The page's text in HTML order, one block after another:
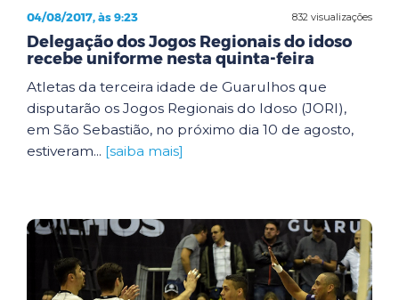
832 visualizações
04/08/2017, às 9:23
Delegação dos Jogos Regionais do idoso
recebe uniforme nesta quinta-feira
Atletas da terceira idade de Guarulhos que
disputarão os Jogos Regionais do Idoso (JORI),
em São Sebastião, no próximo dia 10 de agosto,
estiveram... [saiba mais]